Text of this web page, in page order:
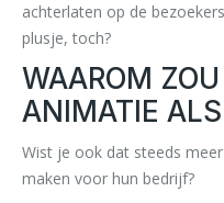
achterlaten op de
plusje, toch?
WAAROM
ANIMATIE
Wist je ook dat steeds
maken voor hun bedrijf?